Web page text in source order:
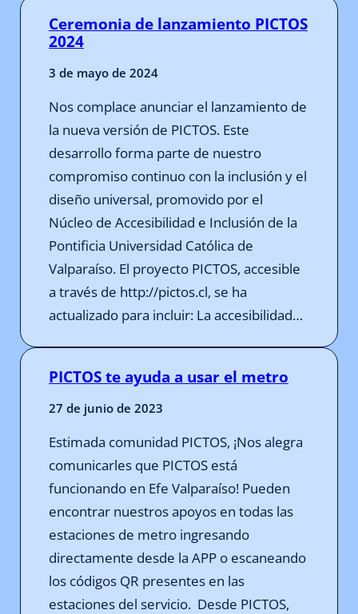
Ceremonia de lanzamiento PICTOS
2024
3 de mayo de 2024
Nos complace anunciar el lanzamiento de
la nueva versión de PICTOS. Este
desarrollo forma parte de nuestro
compromiso continuo con la inclusión y el
diseño universal, promovido por el
Núcleo de Accesibilidad e Inclusión de la
Pontificia Universidad Católica de
Valparaíso. El proyecto PICTOS, accesible
a través de http://pictos.cl, se ha
actualizado para incluir: La accesibilidad…
PICTOS te ayuda a usar el metro
27 de junio de 2023
Estimada comunidad PICTOS, ¡Nos alegra
comunicarles que PICTOS está
funcionando en Efe Valparaíso! Pueden
encontrar nuestros apoyos en todas las
estaciones de metro ingresando
directamente desde la APP o escaneando
los códigos QR presentes en las
estaciones del servicio. Desde PICTOS,